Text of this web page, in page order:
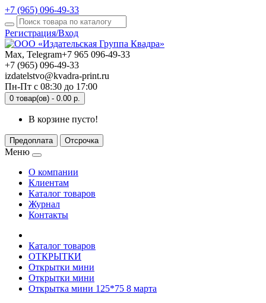
+7 (965) 096-49-33
Регистрация/Вход
Max, Telegram+7 965 096-49-33
+7 (965) 096-49-33
izdatelstvo@kvadra-print.ru
Пн-Пт с 08:30 до 17:00
0 товар(ов) - 0.00 р.
В корзине пусто!
Меню
О компании
Клиентам
Каталог товаров
Журнал
Контакты
Каталог товаров
ОТКРЫТКИ
Открытки мини
Открытки мини
Открытка мини 125*75 8 марта